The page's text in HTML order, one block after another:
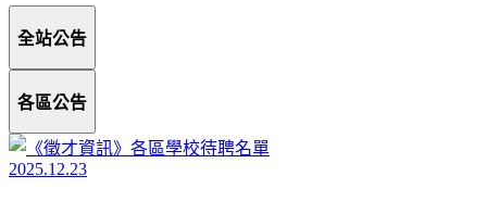
全站公告
各區公告
2025.12.23